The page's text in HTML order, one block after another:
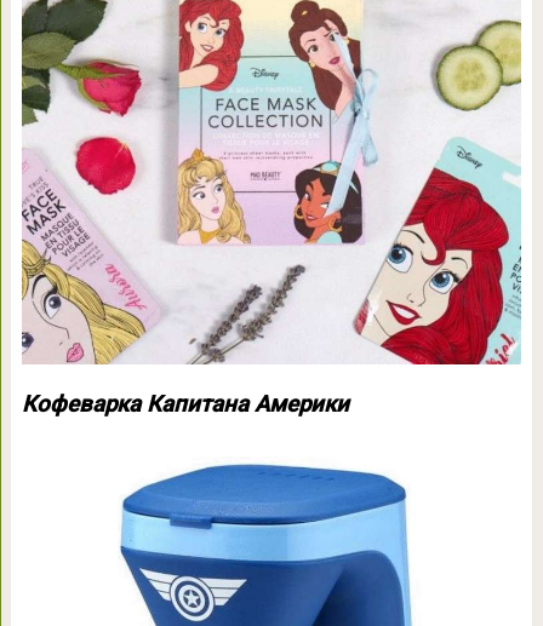
Кофеварка Капитана Америки